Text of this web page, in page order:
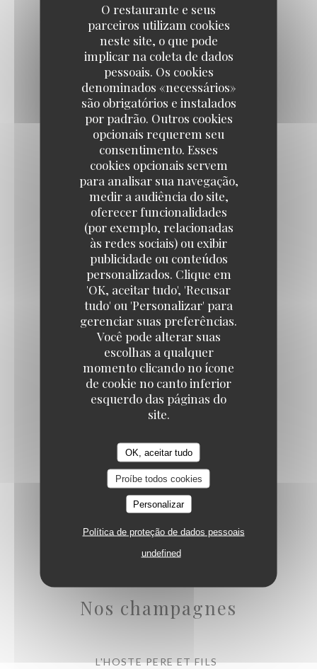
O restaurante e seus
parceiros utilizam cookies
neste site, o que pode
implicar na coleta de dados
pessoais. Os cookies
denominados «necessários»
são obrigatórios e instalados
por padrão. Outros cookies
opcionais requerem seu
consentimento. Esses
cookies opcionais servem
para analisar sua navegação,
medir a audiência do site,
oferecer funcionalidades
(por exemplo, relacionadas
às redes sociais) ou exibir
publicidade ou conteúdos
personalizados. Clique em
'OK, aceitar tudo', 'Recusar
tudo' ou 'Personalizar' para
gerenciar suas preferências.
Você pode alterar suas
escolhas a qualquer
momento clicando no ícone
de cookie no canto inferior
esquerdo das páginas do
site.
OK, aceitar tudo
Proíbe todos cookies
Personalizar
Política de proteção de dados pessoais
undefined
La coupe du moment
10,00 EUR
Vins
Nos champagnes
L'HOSTE PERE ET FILS